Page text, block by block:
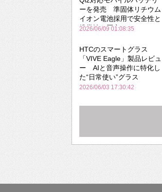
ーを発売 準固体リチウム
イオン電池採用で安全性と
携帯性を両立
2026/06/09 01:08:35
HTCのスマートグラス
「VIVE Eagle」製品レビュ
ー AIと音声操作に特化し
た“日常使い”グラス
2026/06/03 17:30:42